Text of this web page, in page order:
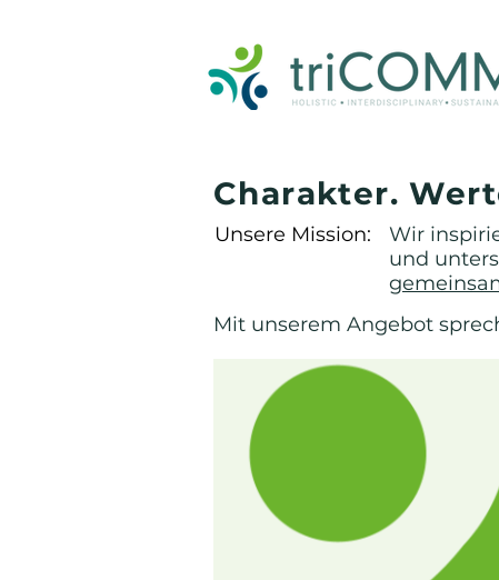
Charakter.
Unsere Mission: Wir
und
Mit unserem Angebot